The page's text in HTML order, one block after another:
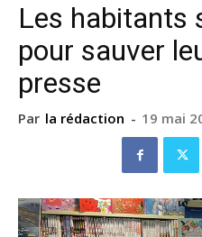
Les habitants
pour sauver
presse
Par la rédaction - 19 mai